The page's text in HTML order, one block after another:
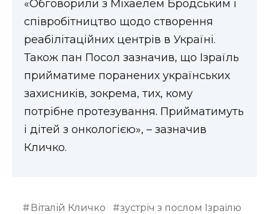
«Обговорили з Міхаелем Бродським і
співробітництво щодо створення
реабілітаційних центрів в Україні.
Також пан Посол зазначив, що Ізраїль
прийматиме поранених українських
захисників, зокрема, тих, кому
потрібне протезування. Прийматимуть
і дітей з онкологією», – зазначив
Кличко.
Віталій Кличко
зустріч з послом Ізраїлю